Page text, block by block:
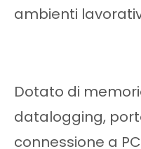
ambienti
Dotato di
datalogging,
connessione a